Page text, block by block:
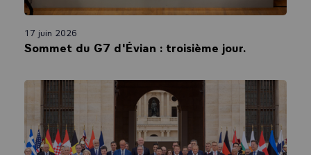
17 juin 2026
Sommet du G7 d'Évian : troisième jour.